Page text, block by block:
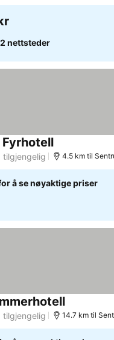
2 nettsteder
Se priser
tilgjengelig 4.5 km til
å se nøyaktige priser
Se priser
tilgjengelig 14.7 km til